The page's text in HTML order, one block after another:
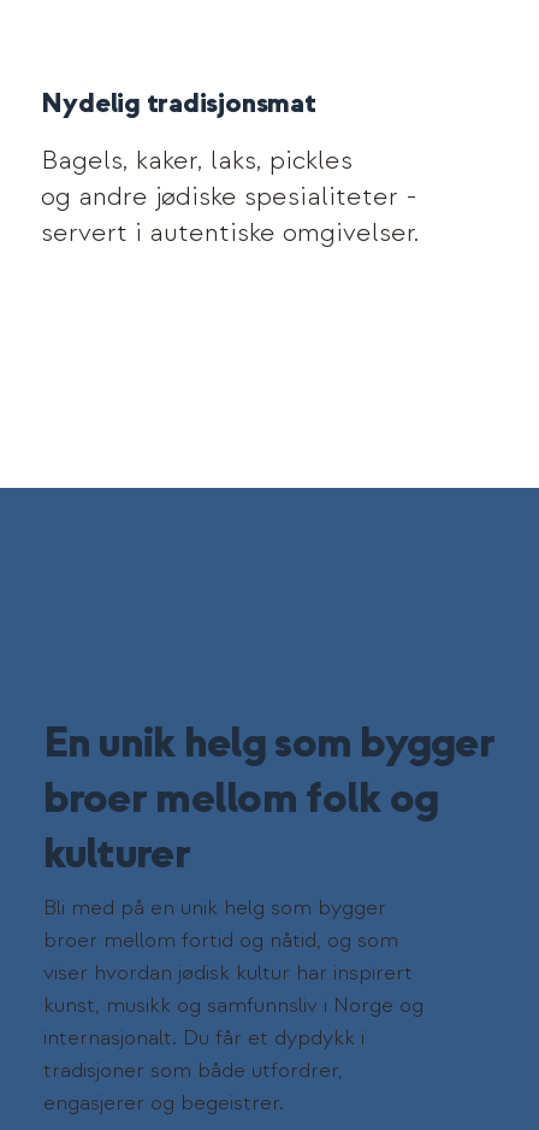
Nydelig tradisjonsmat
Bagels, kaker, laks, pickles
og andre jødiske spesialiteter -
servert i autentiske omgivelser.
En unik helg som bygger
broer mellom folk og
kulturer
Bli med på en unik helg som bygger
broer mellom fortid og nåtid, og som
viser hvordan jødisk kultur har inspirert
kunst, musikk og samfunnsliv i Norge og
internasjonalt. Du får et dypdykk i
tradisjoner som både utfordrer,
engasjerer og begeistrer.